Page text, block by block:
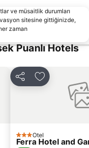
ve müsaitlik durumları
sitesine gittiğinizde,
zaman
Puanlı Hotels
Paylaş Favorilerime
3 Yıldız
Otel
Ferra Hotel and